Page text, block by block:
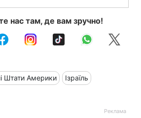
нас там, де вам зручно!
Штати Америки Ізраїль